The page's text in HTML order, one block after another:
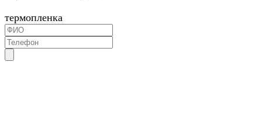
термопленка